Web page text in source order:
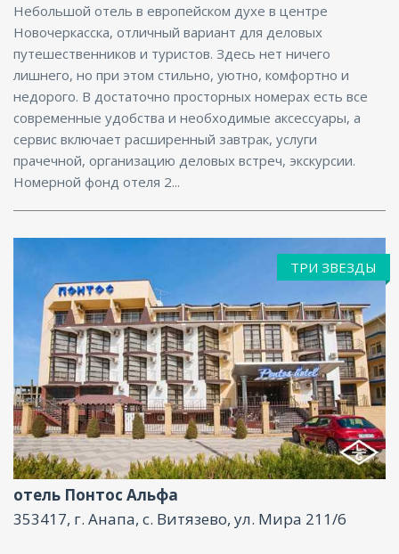
Небольшой отель в европейском духе в центре
Новочеркасска, отличный вариант для деловых
путешественников и туристов. Здесь нет ничего
лишнего, но при этом стильно, уютно, комфортно и
недорого. В достаточно просторных номерах есть все
современные удобства и необходимые аксессуары, а
сервис включает расширенный завтрак, услуги
прачечной, организацию деловых встреч, экскурсии.
Номерной фонд отеля 2...
Услуги няни , Фитнес центр, Ресторан, Бассейн,
Бар, Парковка, Интернет, Конференц-зал
ТРИ ЗВЕЗДЫ
отель Понтос Альфа
353417, г. Анапа, с. Витязево, ул. Мира 211/6